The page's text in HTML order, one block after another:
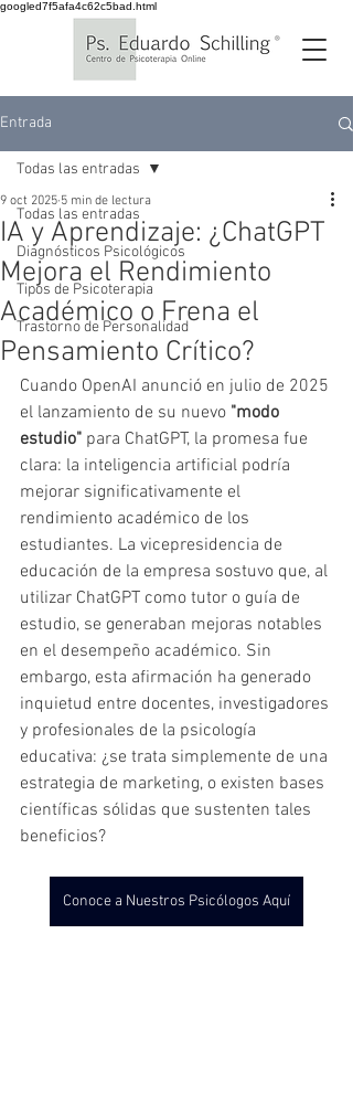
googled7f5afa4c62c5bad.html
Entrada
Todas las entradas
Diagnósticos Psicológicos
Tipos de Psicoterapia
Trastorno de Personalidad
Todas las entradas
IA y Aprendizaje: ¿ChatGPT
Mejora el Rendimiento
Académico o Frena el
Pensamiento Crítico?
9 oct 2025 5 min de lectura
Cuando OpenAI anunció en julio de 2025
el lanzamiento de su nuevo "modo
estudio" para ChatGPT, la promesa fue
clara: la inteligencia artificial podría
mejorar significativamente el
rendimiento académico de los
estudiantes. La vicepresidencia de
educación de la empresa sostuvo que, al
utilizar ChatGPT como tutor o guía de
estudio, se generaban mejoras notables
en el desempeño académico. Sin
embargo, esta afirmación ha generado
inquietud entre docentes, investigadores
y profesionales de la psicología
educativa: ¿se trata simplemente de una
estrategia de marketing, o existen bases
científicas sólidas que sustenten tales
beneficios?
Conoce a Nuestros Psicólogos Aquí